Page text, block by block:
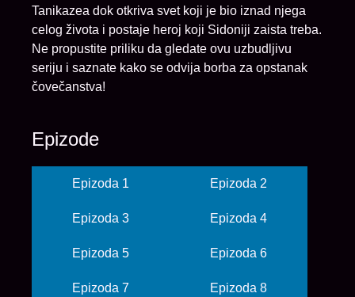
Tanikazea dok otkriva svet koji je bio iznad njega
celog života i postaje heroj koji Sidoniji zaista treba.
Ne propustite priliku da gledate ovu uzbudljivu
seriju i saznate kako se odvija borba za opstanak
čovečanstva!
Epizode
Epizoda 1 Epizoda 2
Epizoda 3 Epizoda 4
Epizoda 5 Epizoda 6
Epizoda 7 Epizoda 8